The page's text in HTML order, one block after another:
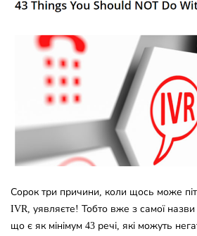
Сорок три причини, коли щось може
IVR, уявляєте! Тобто вже з самої назви
що є як мінімум 43 речі, які можуть